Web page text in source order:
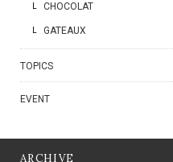
CHOCOLAT
GATEAUX
TOPICS
EVENT
ARCHIVE